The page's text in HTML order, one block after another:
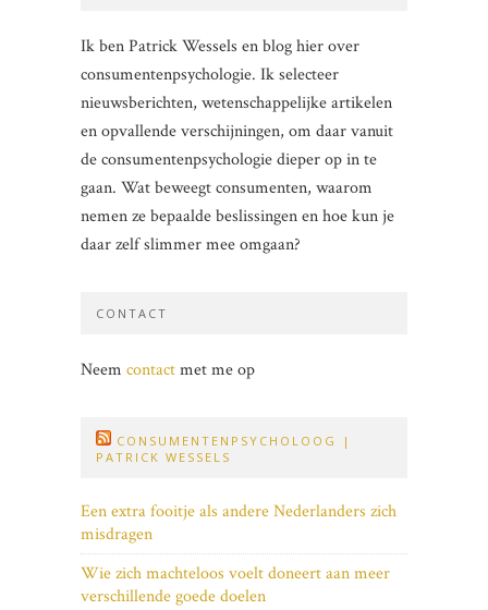
Ik ben Patrick Wessels en blog hier over
consumentenpsychologie. Ik selecteer
nieuwsberichten, wetenschappelijke artikelen
en opvallende verschijningen, om daar vanuit
de consumentenpsychologie dieper op in te
gaan. Wat beweegt consumenten, waarom
nemen ze bepaalde beslissingen en hoe kun je
daar zelf slimmer mee omgaan?
CONTACT
Neem contactmet me op
CONSUMENTENPSYCHOLOOG |
PATRICK WESSELS
Een extra fooitje als andere Nederlanders zich
misdragen
Wie zich machteloos voelt doneert aan meer
verschillende goede doelen